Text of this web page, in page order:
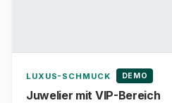
LUXUS-SCHMUCK DEMO
Juwelier mit VIP-Bereich